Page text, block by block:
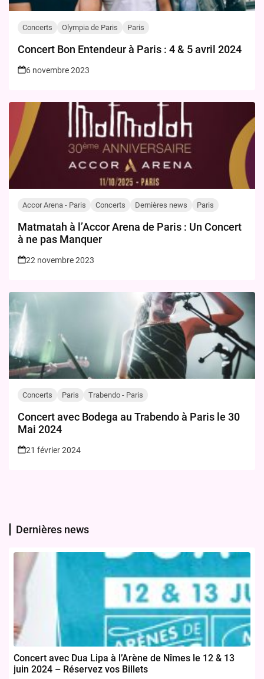
Concerts Olympia de Paris Paris
Concert Bon Entendeur à Paris : 4 & 5 avril 2024
6 novembre 2023
Accor Arena - Paris Concerts Dernières news Paris
Matmatah à l’Accor Arena de Paris : Un Concert
à ne pas Manquer
22 novembre 2023
Concerts Paris Trabendo - Paris
Concert avec Bodega au Trabendo à Paris le 30
Mai 2024
21 février 2024
Dernières news
Concert avec Dua Lipa à l’Arène de Nîmes le 12 & 13
juin 2024 – Réservez vos Billets